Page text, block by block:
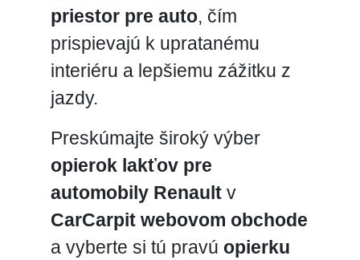
priestor pre auto, čím
prispievajú k upratanému
interiéru a lepšiemu zážitku z
jazdy.
Preskúmajte široký výber
opierok lakťov pre
automobily Renaultv
CarCarpit webovom obchode
a vyberte si tú pravú opierku